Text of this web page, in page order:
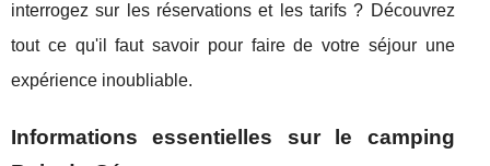
interrogez sur les réservations et les tarifs ? Découvrez
tout ce qu'il faut savoir pour faire de votre séjour une
expérience inoubliable.
Informations essentielles sur le camping